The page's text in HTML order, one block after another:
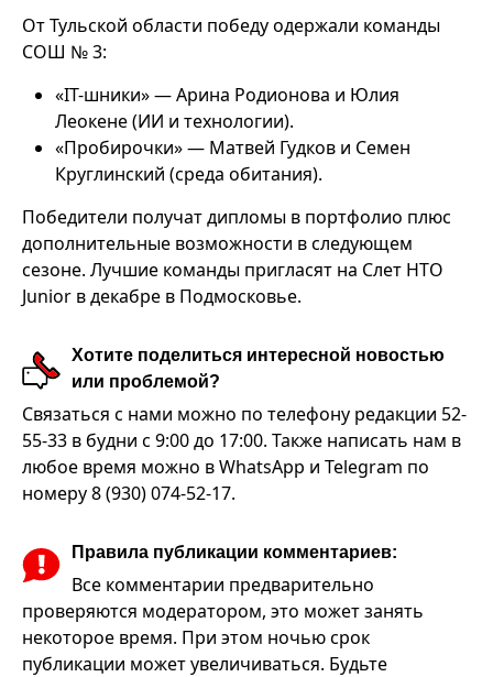
От Тульской области победу одержали команды
СОШ № 3:
«IT-шники» — Арина Родионова и Юлия
Леокене (ИИ и технологии).
«Пробирочки» — Матвей Гудков и Семен
Круглинский (среда обитания).
Победители получат дипломы в портфолио плюс
дополнительные возможности в следующем
сезоне. Лучшие команды пригласят на Слет НТО
Junior в декабре в Подмосковье.
Хотите поделиться интересной новостью
или проблемой?
Связаться с нами можно по телефону редакции 52-
55-33 в будни с 9:00 до 17:00. Также написать нам в
любое время можно в WhatsApp и Telegram по
номеру 8 (930) 074-52-17.
Правила публикации комментариев:
Все комментарии предварительно
проверяются модератором, это может занять
некоторое время. При этом ночью срок
публикации может увеличиваться. Будьте